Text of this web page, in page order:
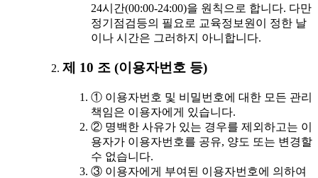
24시간(00:00-24:00)을 원칙으로 합니다. 다만
정기점검등의 필요로 교육정보원이 정한 날
이나 시간은 그러하지 아니합니다.
제 10 조 (이용자번호 등)
① 이용자번호 및 비밀번호에 대한 모든 관리
책임은 이용자에게 있습니다.
② 명백한 사유가 있는 경우를 제외하고는 이
용자가 이용자번호를 공유, 양도 또는 변경할
수 없습니다.
③ 이용자에게 부여된 이용자번호에 의하여